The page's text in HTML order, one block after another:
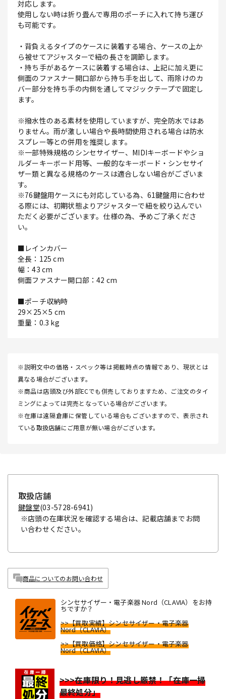
対応します。
使用しない時は折り畳んで専用のポーチに入れて持ち運び
も可能です。
・背負えるタイプのケースに装着する場合、ケースの上か
ら被せてアジャスターで紐の長さを調節します。
・持ち手があるケースに装着する場合は、上記に加え更に
側面のファスナー開口部から持ち手を出して、雨除けのカ
バー部分を持ち手の内側を通してマジックテープで固定し
ます。
※撥水性のある素材を使用していますが、完全防水ではあ
りません。雨が激しい場合や長時間使用される場合は防水
スプレー等との併用を推奨します。
※一部特殊規格のシンセサイザー、MIDIキーボードやショ
ルダーキーボード用等、一般的なキーボード・シンセサイ
ザー類と異なる規格のケースは適合しない場合がございま
す。
※76鍵盤用ケースにも対応している為、61鍵盤用に合わせ
る際には、初期状態よりアジャスターで紐を絞り込んでい
ただく必要がございます。仕様の為、予めご了承くださ
い。
■レインカバー
全長：125 cm
幅：43 cm
側面ファスナー開口部：42 cm
■ポーチ収納時
29×25×5 cm
重量：0.3 kg
※説明文中の価格・スペック等は掲載時点の情報であり、現状とは
異なる場合がございます。
※商品は店頭及び外部ECでも併売しておりますため、ご注文のタイ
ミングによっては完売となっている場合がございます。
※在庫は遠隔倉庫に保管している場合もございますので、表示され
ている取扱店舗にご用意が無い場合がございます。
取扱店舗
鍵盤堂(03-5728-6941)
※店頭の在庫状況を確認する場合は、記載店舗までお問
い合わせください。
商品についてのお問い合わせ
シンセサイザー・電子楽器 Nord（CLAVIA）をお持
ちですか？
>>【買取実績】シンセサイザー・電子楽器
Nord（CLAVIA）
>>【買取価格】シンセサイザー・電子楽器
Nord（CLAVIA）
>>>在庫限り！見逃し厳禁！「在庫一掃
最終処分」